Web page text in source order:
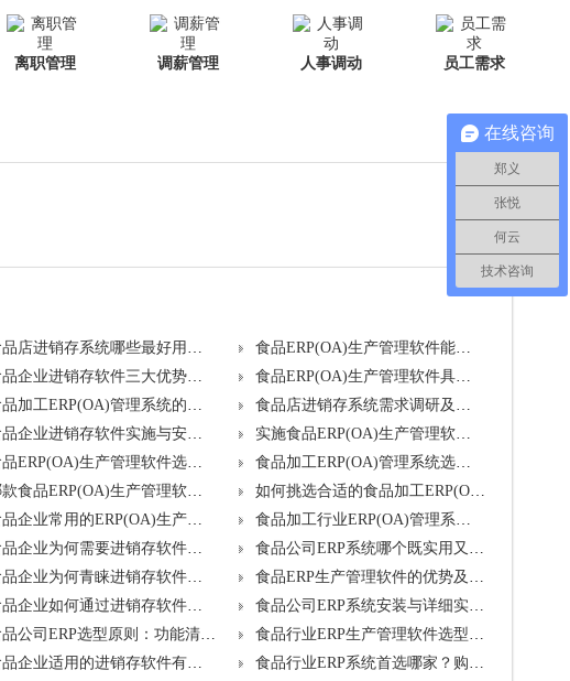
离职管理 调薪管理 人事调动 员工需求
食品店进销存系统哪些最好用且价格合理？
食品ERP(OA)生产管理软件能提供哪些服务及好处有哪些？
食品企业进销存软件三大优势及功能特点是什么？
食品ERP(OA)生产管理软件具备哪些优势以及产品特点是什么？
食品加工ERP(OA)管理系统的需求洞察与整体解决方案规划？
食品店进销存系统需求调研及实施方案如何制定？
食品企业进销存软件实施与安装教程分享？
实施食品ERP(OA)生产管理软件后企业会有何变化？如何下载安装？
食品ERP(OA)生产管理软件选型要点及主要功能是什么？
食品加工ERP(OA)管理系统选型标准及功能描述有哪些？
哪款食品ERP(OA)生产管理软件最好用？购买指南何在？
如何挑选合适的食品加工ERP(OA)管理系统？哪家强？
食品企业常用的ERP(OA)生产管理软件有哪些？主要作用是什么？
食品加工行业ERP(OA)管理系统有哪些选择？自动化功能带来哪些效益？
食品企业为何需要进销存软件？好处何在？
食品公司ERP系统哪个既实用又划算？
食品企业为何青睐进销存软件？三大优势与特征解析
食品ERP生产管理软件的优势及特点是什么？
食品企业如何通过进销存软件提升效率？需求洞察与解决方案？
食品公司ERP系统安装与详细实施计划表制定
食品公司ERP选型原则：功能清单全攻略
食品行业ERP生产管理软件选型智慧与五大关键模块？
食品企业适用的进销存软件有哪些？自动化管理如何保障食品安全与效率？
食品行业ERP系统首选哪家？购买指南来也
在线咨询
郑义
张悦
何云
技术咨询